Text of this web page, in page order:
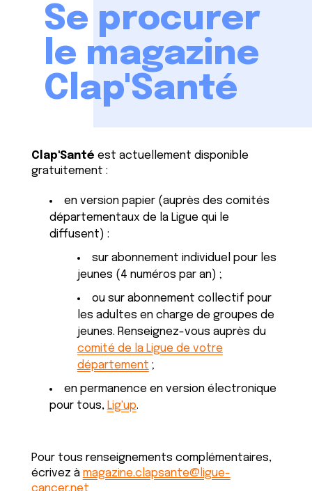
Se procurer
le magazine
Clap'Santé
Clap'Santé est actuellement disponible
gratuitement :
en version papier (auprès des comités
départementaux de la Ligue qui le
diffusent) :
sur abonnement individuel pour les
jeunes (4 numéros par an) ;
ou sur abonnement collectif pour
les adultes en charge de groupes de
jeunes. Renseignez-vous auprès du
comité de la Ligue de votre
département ;
en permanence en version électronique
pour tous, Lig'up.
Pour tous renseignements complémentaires,
écrivez à magazine.clapsante@ligue-
cancer.net